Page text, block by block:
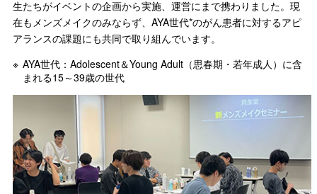
生たちがイベントの企画から実施、運営にまで携わりました。現
在もメンズメイクのみならず、AYA世代*のがん患者に対するアピ
アランスの課題にも共同で取り組んでいます。
AYA世代：Adolescent＆Young Adult（思春期・若年成人）に含
まれる15～39歳の世代